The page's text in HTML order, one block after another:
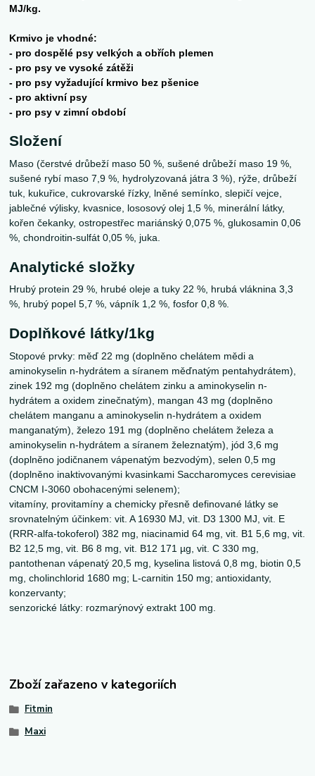
MJ/kg.
Krmivo je vhodné:
- pro dospělé psy velkých a obřích plemen
- pro psy ve vysoké zátěži
- pro psy vyžadující krmivo bez pšenice
- pro aktivní psy
- pro psy v zimní období
Složení
Maso (čerstvé drůbeží maso 50 %, sušené drůbeží maso 19 %,
sušené rybí maso 7,9 %, hydrolyzovaná játra 3 %), rýže, drůbeží
tuk, kukuřice, cukrovarské řízky, lněné semínko, slepičí vejce,
jablečné výlisky, kvasnice, lososový olej 1,5 %, minerální látky,
kořen čekanky, ostropestřec mariánský 0,075 %, glukosamin 0,06
%, chondroitin-sulfát 0,05 %, juka.
Analytické složky
Hrubý protein 29 %, hrubé oleje a tuky 22 %, hrubá vláknina 3,3
%, hrubý popel 5,7 %, vápník 1,2 %, fosfor 0,8 %.
Doplňkové látky/1kg
Stopové prvky: měď 22 mg (doplněno chelátem mědi a
aminokyselin n-hydrátem a síranem měďnatým pentahydrátem),
zinek 192 mg (doplněno chelátem zinku a aminokyselin n-
hydrátem a oxidem zinečnatým), mangan 43 mg (doplněno
chelátem manganu a aminokyselin n-hydrátem a oxidem
manganatým), železo 191 mg (doplněno chelátem železa a
aminokyselin n-hydrátem a síranem železnatým), jód 3,6 mg
(doplněno jodičnanem vápenatým bezvodým), selen 0,5 mg
(doplněno inaktivovanými kvasinkami Saccharomyces cerevisiae
CNCM I-3060 obohacenými selenem);
vitamíny, provitamíny a chemicky přesně definované látky se
srovnatelným účinkem: vit. A 16930 MJ, vit. D3 1300 MJ, vit. E
(RRR-alfa-tokoferol) 382 mg, niacinamid 64 mg, vit. B1 5,6 mg, vit.
B2 12,5 mg, vit. B6 8 mg, vit. B12 171 µg, vit. C 330 mg,
pantothenan vápenatý 20,5 mg, kyselina listová 0,8 mg, biotin 0,5
mg, cholinchlorid 1680 mg; L-carnitin 150 mg; antioxidanty,
konzervanty;
senzorické látky: rozmarýnový extrakt 100 mg.
Zboží zařazeno v kategoriích
Fitmin
Maxi